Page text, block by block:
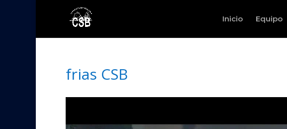
Inicio Equipo
frias CSB